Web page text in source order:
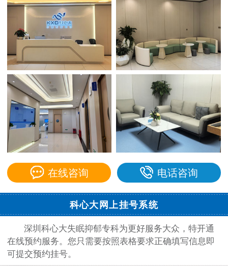
在线咨询 电话咨询
科心大网上挂号系统
深圳科心大失眠抑郁专科为更好服务大众，特开通
在线预约服务。您只需要按照表格要求正确填写信息即
可提交预约挂号。